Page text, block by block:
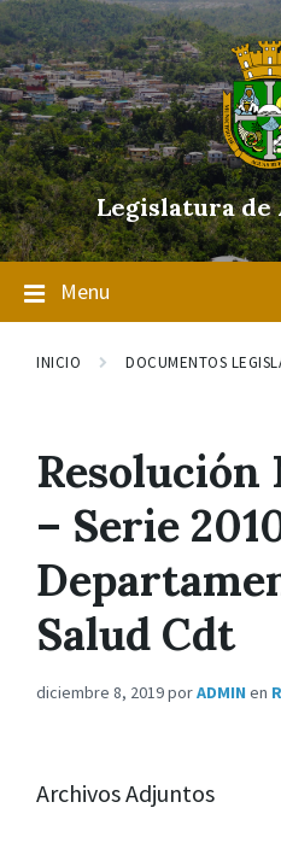
Skip
to
content
Skip
to
main
navigation
Skip
to
footer
Legislatura de
Menu
INICIO DOCUMENTOS
Resolución
– Serie
Salud Cdt
diciembre 8, 2019porADMIN en
Archivos Adjuntos